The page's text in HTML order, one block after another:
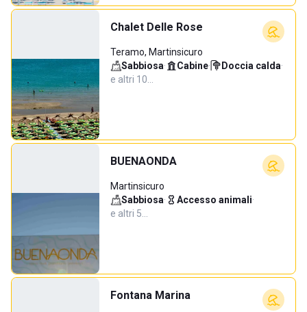
Chalet Delle Rose
Teramo, Martinsicuro
Sabbiosa· Cabine· Doccia calda·
e altri 10…
BUENAONDA
Martinsicuro
Sabbiosa· Accesso animali·
e altri 5…
Fontana Marina